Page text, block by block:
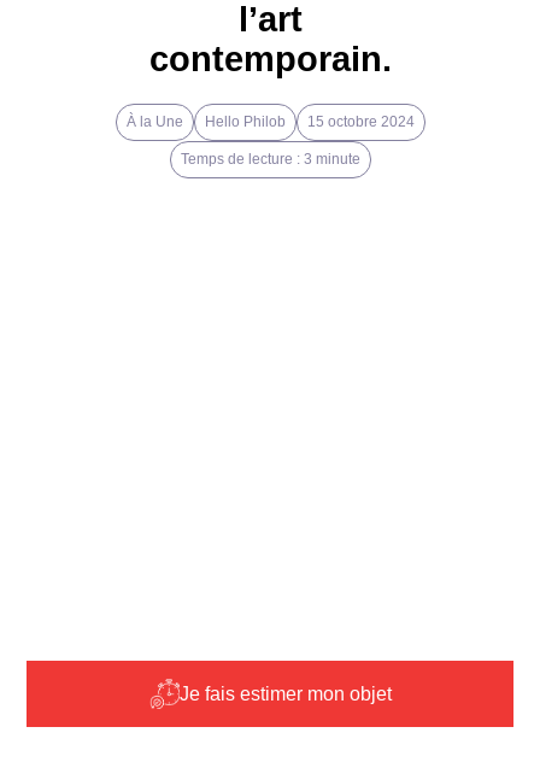
l’art
contemporain.
À la Une Hello Philob 15 octobre 2024
Temps de lecture : 3 minute
Je fais estimer mon objet